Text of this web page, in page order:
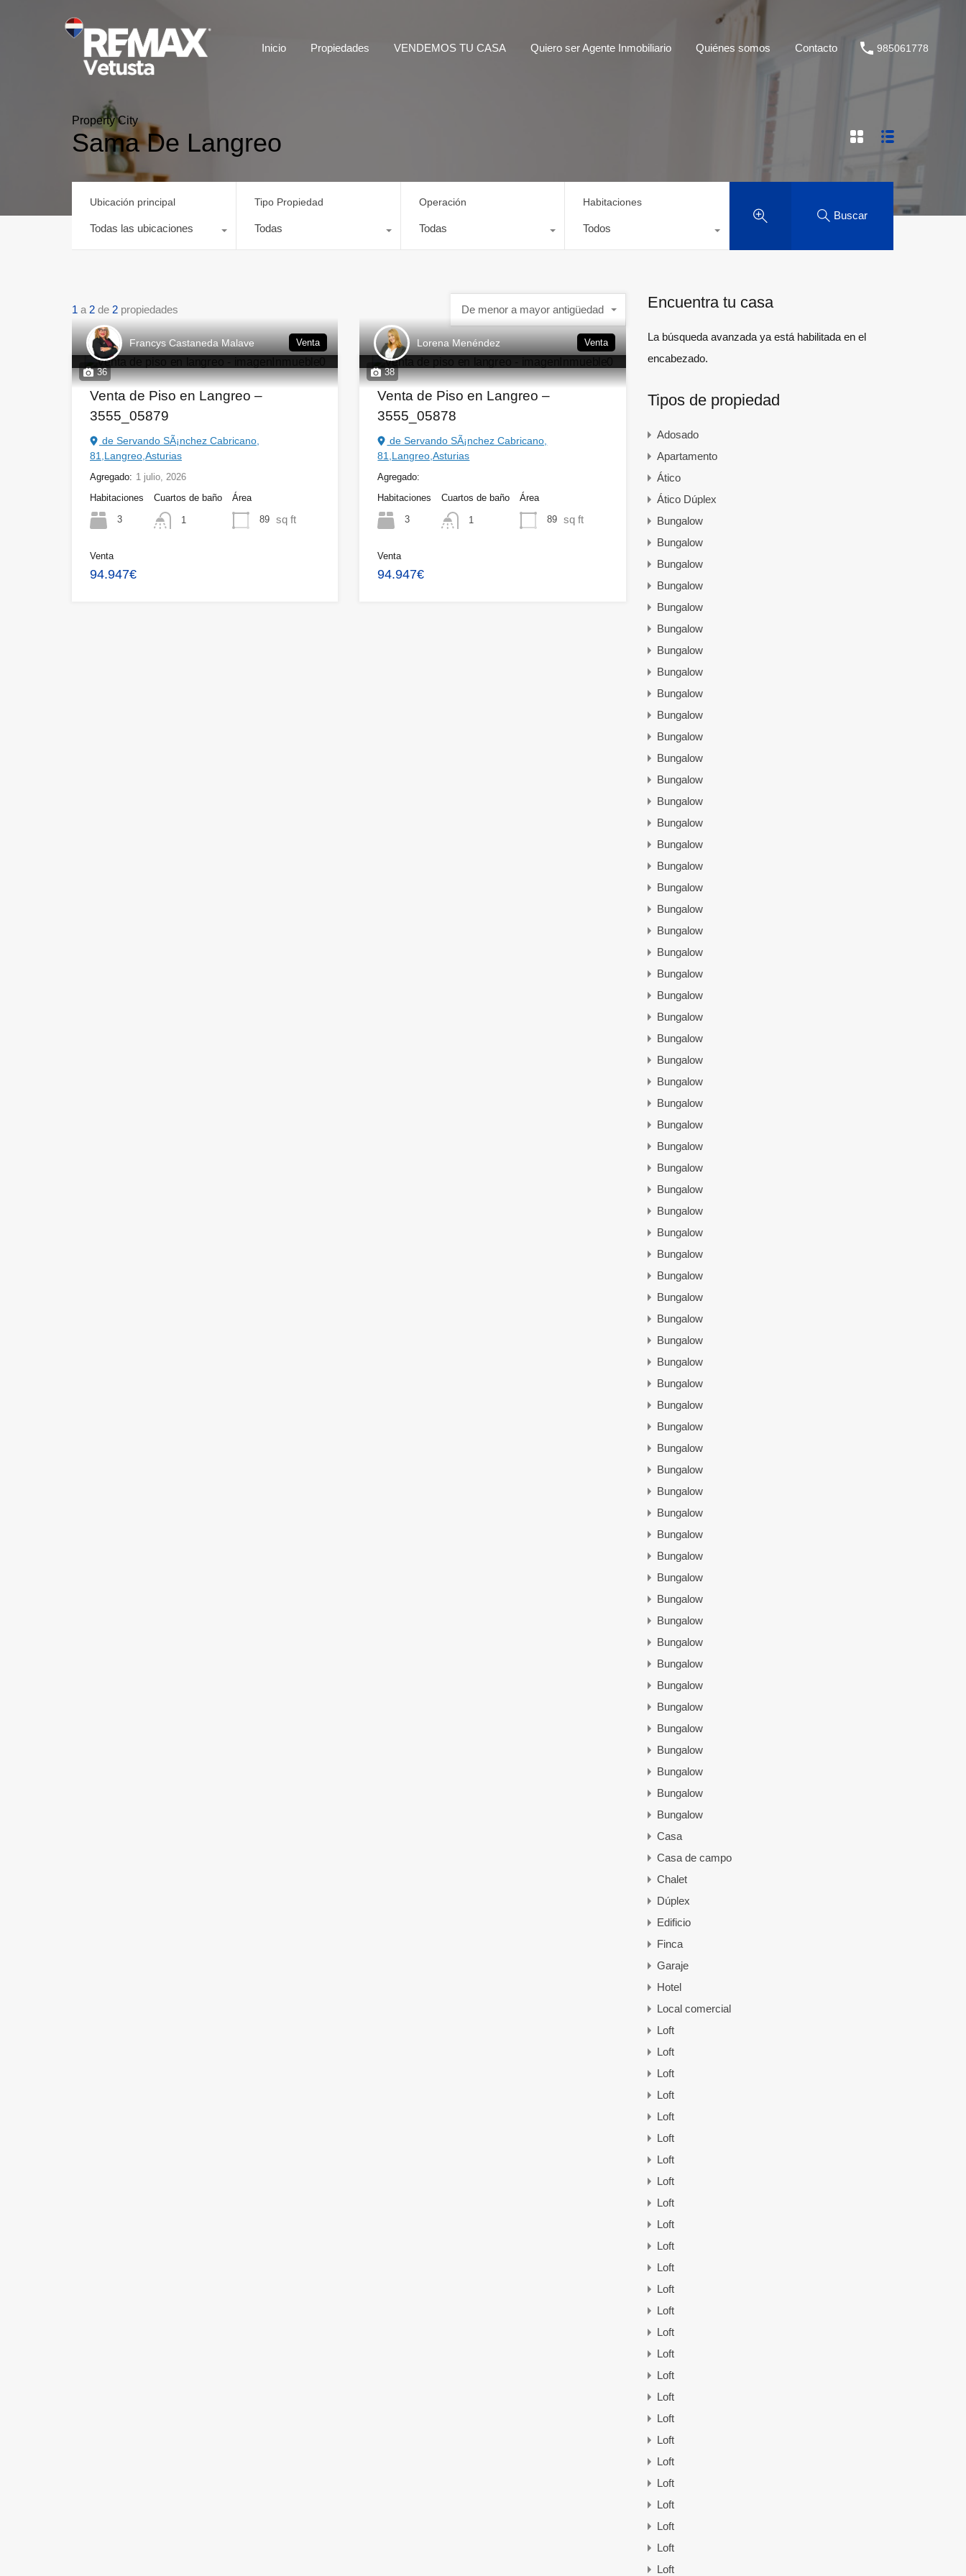
Inicio Propiedades VENDEMOS TU CASA Quiero ser Agente Inmobiliario Quiénes somos Contacto 985061778
Property City
Sama De Langreo
Ubicación principal
Todas las ubicaciones
Tipo Propiedad
Todas
Operación
Todas
Habitaciones
Todos
Buscar
1 a 2 de 2 propiedades De menor a mayor antigüedad
36
Francys Castaneda Malave Venta
Venta de Piso en Langreo –
3555_05879
de Servando SÃ¡nchez Cabricano,
81,Langreo,Asturias
Agregado: 1 julio, 2026
Habitaciones
3
Cuartos de baño
1
Área
89 sq ft
Venta
94.947€
38
Lorena Menéndez Venta
Venta de Piso en Langreo –
3555_05878
de Servando SÃ¡nchez Cabricano,
81,Langreo,Asturias
Agregado:
Habitaciones
3
Cuartos de baño
1
Área
89 sq ft
Venta
94.947€
Encuentra tu casa
La búsqueda avanzada ya está habilitada en el
encabezado.
Tipos de propiedad
Adosado
Apartamento
Ático
Ático Dúplex
Bungalow
Bungalow
Bungalow
Bungalow
Bungalow
Bungalow
Bungalow
Bungalow
Bungalow
Bungalow
Bungalow
Bungalow
Bungalow
Bungalow
Bungalow
Bungalow
Bungalow
Bungalow
Bungalow
Bungalow
Bungalow
Bungalow
Bungalow
Bungalow
Bungalow
Bungalow
Bungalow
Bungalow
Bungalow
Bungalow
Bungalow
Bungalow
Bungalow
Bungalow
Bungalow
Bungalow
Bungalow
Bungalow
Bungalow
Bungalow
Bungalow
Bungalow
Bungalow
Bungalow
Bungalow
Bungalow
Bungalow
Bungalow
Bungalow
Bungalow
Bungalow
Bungalow
Bungalow
Bungalow
Bungalow
Bungalow
Bungalow
Bungalow
Bungalow
Bungalow
Bungalow
Casa
Casa de campo
Chalet
Dúplex
Edificio
Finca
Garaje
Hotel
Local comercial
Loft
Loft
Loft
Loft
Loft
Loft
Loft
Loft
Loft
Loft
Loft
Loft
Loft
Loft
Loft
Loft
Loft
Loft
Loft
Loft
Loft
Loft
Loft
Loft
Loft
Loft